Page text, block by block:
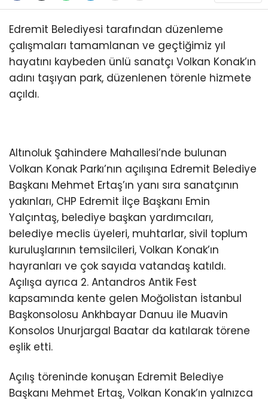
Edremit Belediyesi tarafından düzenleme
çalışmaları tamamlanan ve geçtiğimiz yıl
hayatını kaybeden ünlü sanatçı Volkan Konak’ın
adını taşıyan park, düzenlenen törenle hizmete
açıldı.
Altınoluk Şahindere Mahallesi’nde bulunan
Volkan Konak Parkı’nın açılışına Edremit Belediye
Başkanı Mehmet Ertaş’ın yanı sıra sanatçının
yakınları, CHP Edremit İlçe Başkanı Emin
Yalçıntaş, belediye başkan yardımcıları,
belediye meclis üyeleri, muhtarlar, sivil toplum
kuruluşlarının temsilcileri, Volkan Konak’ın
hayranları ve çok sayıda vatandaş katıldı.
Açılışa ayrıca 2. Antandros Antik Fest
kapsamında kente gelen Moğolistan İstanbul
Başkonsolosu Ankhbayar Danuu ile Muavin
Konsolos Unurjargal Baatar da katılarak törene
eşlik etti.
Açılış töreninde konuşan Edremit Belediye
Başkanı Mehmet Ertaş, Volkan Konak’ın yalnızca